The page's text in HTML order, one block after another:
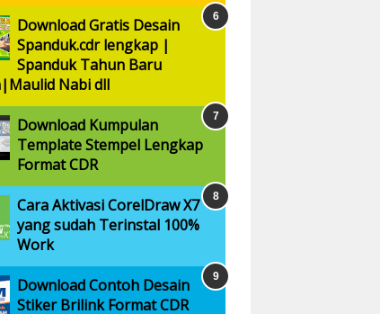
Download Gratis Desain
Spanduk.cdr lengkap |
Spanduk Tahun Baru
Nabi dll
Download Kumpulan
Template Stempel Lengkap
Format CDR
Cara Aktivasi CorelDraw X7
yang sudah Terinstal 100%
Work
Download Contoh Desain
Stiker Brilink Format CDR